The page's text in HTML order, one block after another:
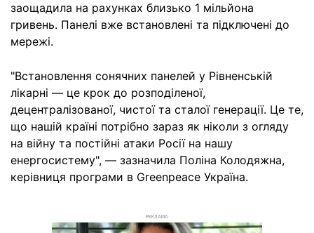
заощадила на рахунках близько 1 мільйона
гривень. Панелі вже встановлені та підключені до
мережі.
"Встановлення сонячних панелей у Рівненській
лікарні — це крок до розподіленої,
децентралізованої, чистої та сталої генерації. Це те,
що нашій країні потрібно зараз як ніколи з огляду
на війну та постійні атаки Росії на нашу
енергосистему", — зазначила Поліна Колодяжна,
керівниця програми в Greenpeace Україна.
РЕКЛАМА